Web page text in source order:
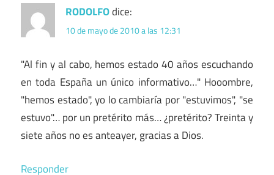
RODOLFOdice:
10 de mayo de 2010 a las 12:31
"Al fin y al cabo, hemos estado 40 años escuchando
en toda España un único informativo…" Hooombre,
"hemos estado", yo lo cambiaría por "estuvimos", "se
estuvo"… por un pretérito más… ¿pretérito? Treinta y
siete años no es anteayer, gracias a Dios.
Responder